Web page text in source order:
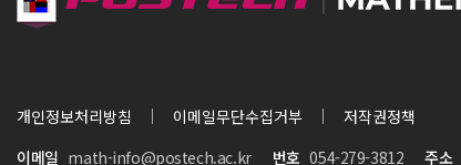
개인정보처리방침 이메일무단수집거부
저작권정책
이메일 math-info@postech.ac.kr 번호 054-279-3812 주소